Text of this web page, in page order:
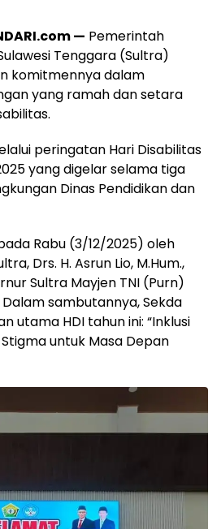
— Pemerintah
Tenggara (Sultra)
komitmennya dalam
yang ramah dan setara
peringatan Hari Disabilitas
yang digelar selama tiga
Dinas Pendidikan dan
Rabu (3/12/2025) oleh
Drs. H. Asrun Lio, M.Hum.,
Sultra Mayjen TNI (Purn)
sambutannya, Sekda
utama HDI tahun ini: “Inklusi
untuk Masa Depan